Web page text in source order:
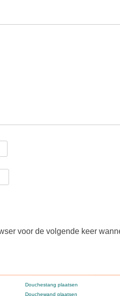
voor de volgende keer
Douchestang plaatsen
Douchewand plaatsen